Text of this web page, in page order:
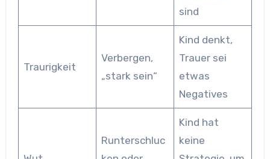
sind
Traurigkeit
Verbergen,
„stark sein“
Kind denkt,
Trauer sei
etwas
Negatives
Runterschluc
Kind hat
keine